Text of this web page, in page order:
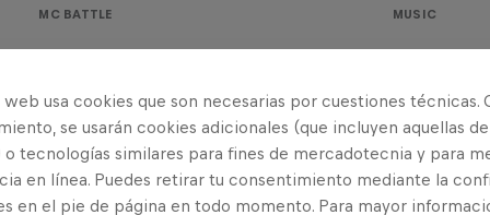
MC BATTLE MUSIC
web usa cookies que son necesarias por cuestiones técnicas.
se usarán cookies adicionales (que incluyen aquellas de
tecnologías similares para fines de mercadotecnia y para
en línea. Puedes retirar tu consentimiento mediante la
en el pie de página en todo momento. Para mayor